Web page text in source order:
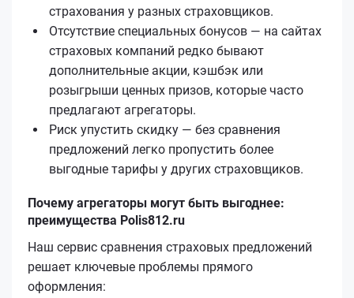
страхования у разных страховщиков.
Отсутствие специальных бонусов — на сайтах
страховых компаний редко бывают
дополнительные акции, кэшбэк или
розыгрыши ценных призов, которые часто
предлагают агрегаторы.
Риск упустить скидку — без сравнения
предложений легко пропустить более
выгодные тарифы у других страховщиков.
Почему агрегаторы могут быть выгоднее:
преимущества Polis812.ru
Наш сервис сравнения страховых предложений
решает ключевые проблемы прямого
оформления: